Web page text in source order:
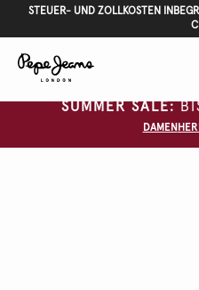
STEUER- UND ZOLLKOSTEN
SUMMER SALE:
DAMEN